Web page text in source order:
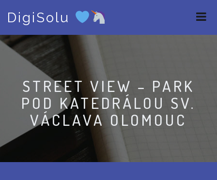
p
DigiSolu
STREET VIEW – PARK
POD KATEDRÁLOU SV.
VÁCLAVA OLOMOUC